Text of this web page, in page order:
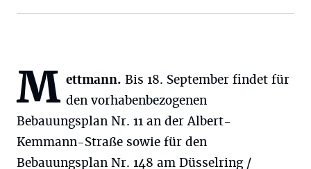
M ettmann. Bis 18. September findet für
den vorhabenbezogenen
Bebauungsplan Nr. 11 an der Albert-
Kemmann-Straße sowie für den
Bebauungsplan Nr. 148 am Düsselring /